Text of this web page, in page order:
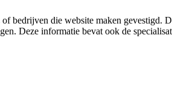
of bedrijven die website maken gevestigd.
Deze informatie bevat ook de